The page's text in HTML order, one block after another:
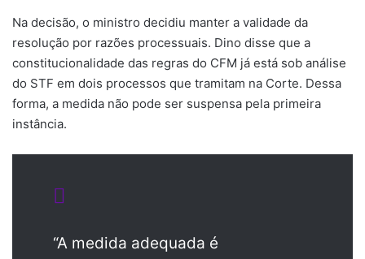
Na decisão, o ministro decidiu manter a validade da
resolução por razões processuais. Dino disse que a
constitucionalidade das regras do CFM já está sob análise
do STF em dois processos que tramitam na Corte. Dessa
forma, a medida não pode ser suspensa pela primeira
instância.
“A medida adequada é